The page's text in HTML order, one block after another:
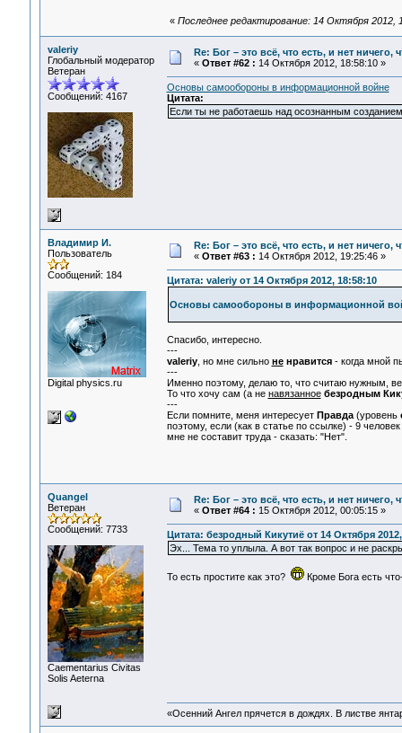
« Последнее редактирование: 14 Октября 2012,
valeriy
Глобальный модератор
Ветеран
Сообщений: 4167
Re: Бог – это всё, что есть, и нет
« Ответ #62 : 14 Октября 2012, 18:58:10 »
Основы самообороны в информационной войне
Цитата:
Если ты не работаешь над осознанным
Владимир И.
Пользователь
Сообщений: 184
Digital physics.ru
Re: Бог – это всё, что есть, и нет
« Ответ #63 : 14 Октября 2012, 19:25:46 »
Цитата: valeriy от 14 Октября 2012, 18:58:10
Основы самообороны в информационной
Спасибо, интересно.
---
valeriy, но мне сильно не нравится- когда мной
---
Именно поэтому, делаю то, что считаю нужным,
То что хочу сам (а не навязанное безродным
---
Если помните, меня интересует Правда(уровень
поэтому, если (как в статье по ссылке) - 9
мне не составит труда - сказать: "Нет".
Quangel
Ветеран
Сообщений: 7733
Сaementarius Civitas
Solis Aeterna
Re: Бог – это всё, что есть, и нет
« Ответ #64 : 15 Октября 2012, 00:05:15 »
Цитата: безродный Кикутиё от 14 Октября
Эх... Тема то уплыла. А вот так вопрос и не
То есть простите как это? Кроме Бога есть
«Осенний Ангел прячется в дождях. В листве